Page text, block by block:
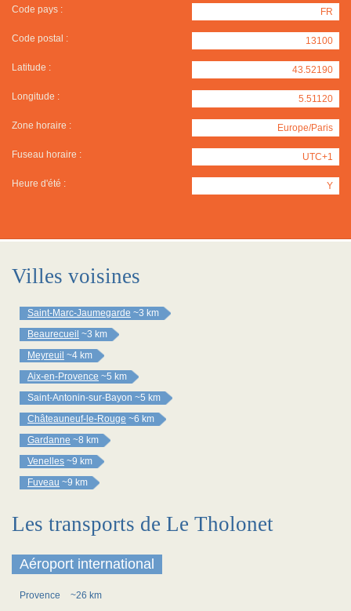
Code pays : FR
Code postal : 13100
Latitude : 43.52190
Longitude : 5.51120
Zone horaire : Europe/Paris
Fuseau horaire : UTC+1
Heure d'été : Y
Villes voisines
Saint-Marc-Jaumegarde ~3 km
Beaurecueil ~3 km
Meyreuil ~4 km
Aix-en-Provence ~5 km
Saint-Antonin-sur-Bayon ~5 km
Châteauneuf-le-Rouge ~6 km
Gardanne ~8 km
Venelles ~9 km
Fuveau ~9 km
Les transports de Le Tholonet
Aéroport international
Provence ~26 km